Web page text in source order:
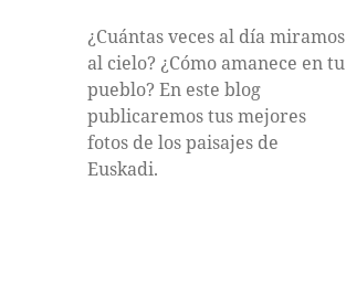
¿Cuántas veces al día miramos
al cielo? ¿Cómo amanece en tu
pueblo? En este blog
publicaremos tus mejores
fotos de los paisajes de
Euskadi.